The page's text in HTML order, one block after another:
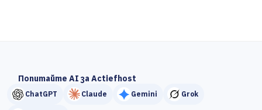
Попитайте AI за Actiefhost
ChatGPT Claude Gemini Grok